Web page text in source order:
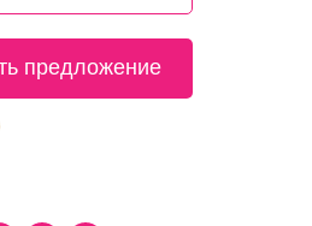
предложение